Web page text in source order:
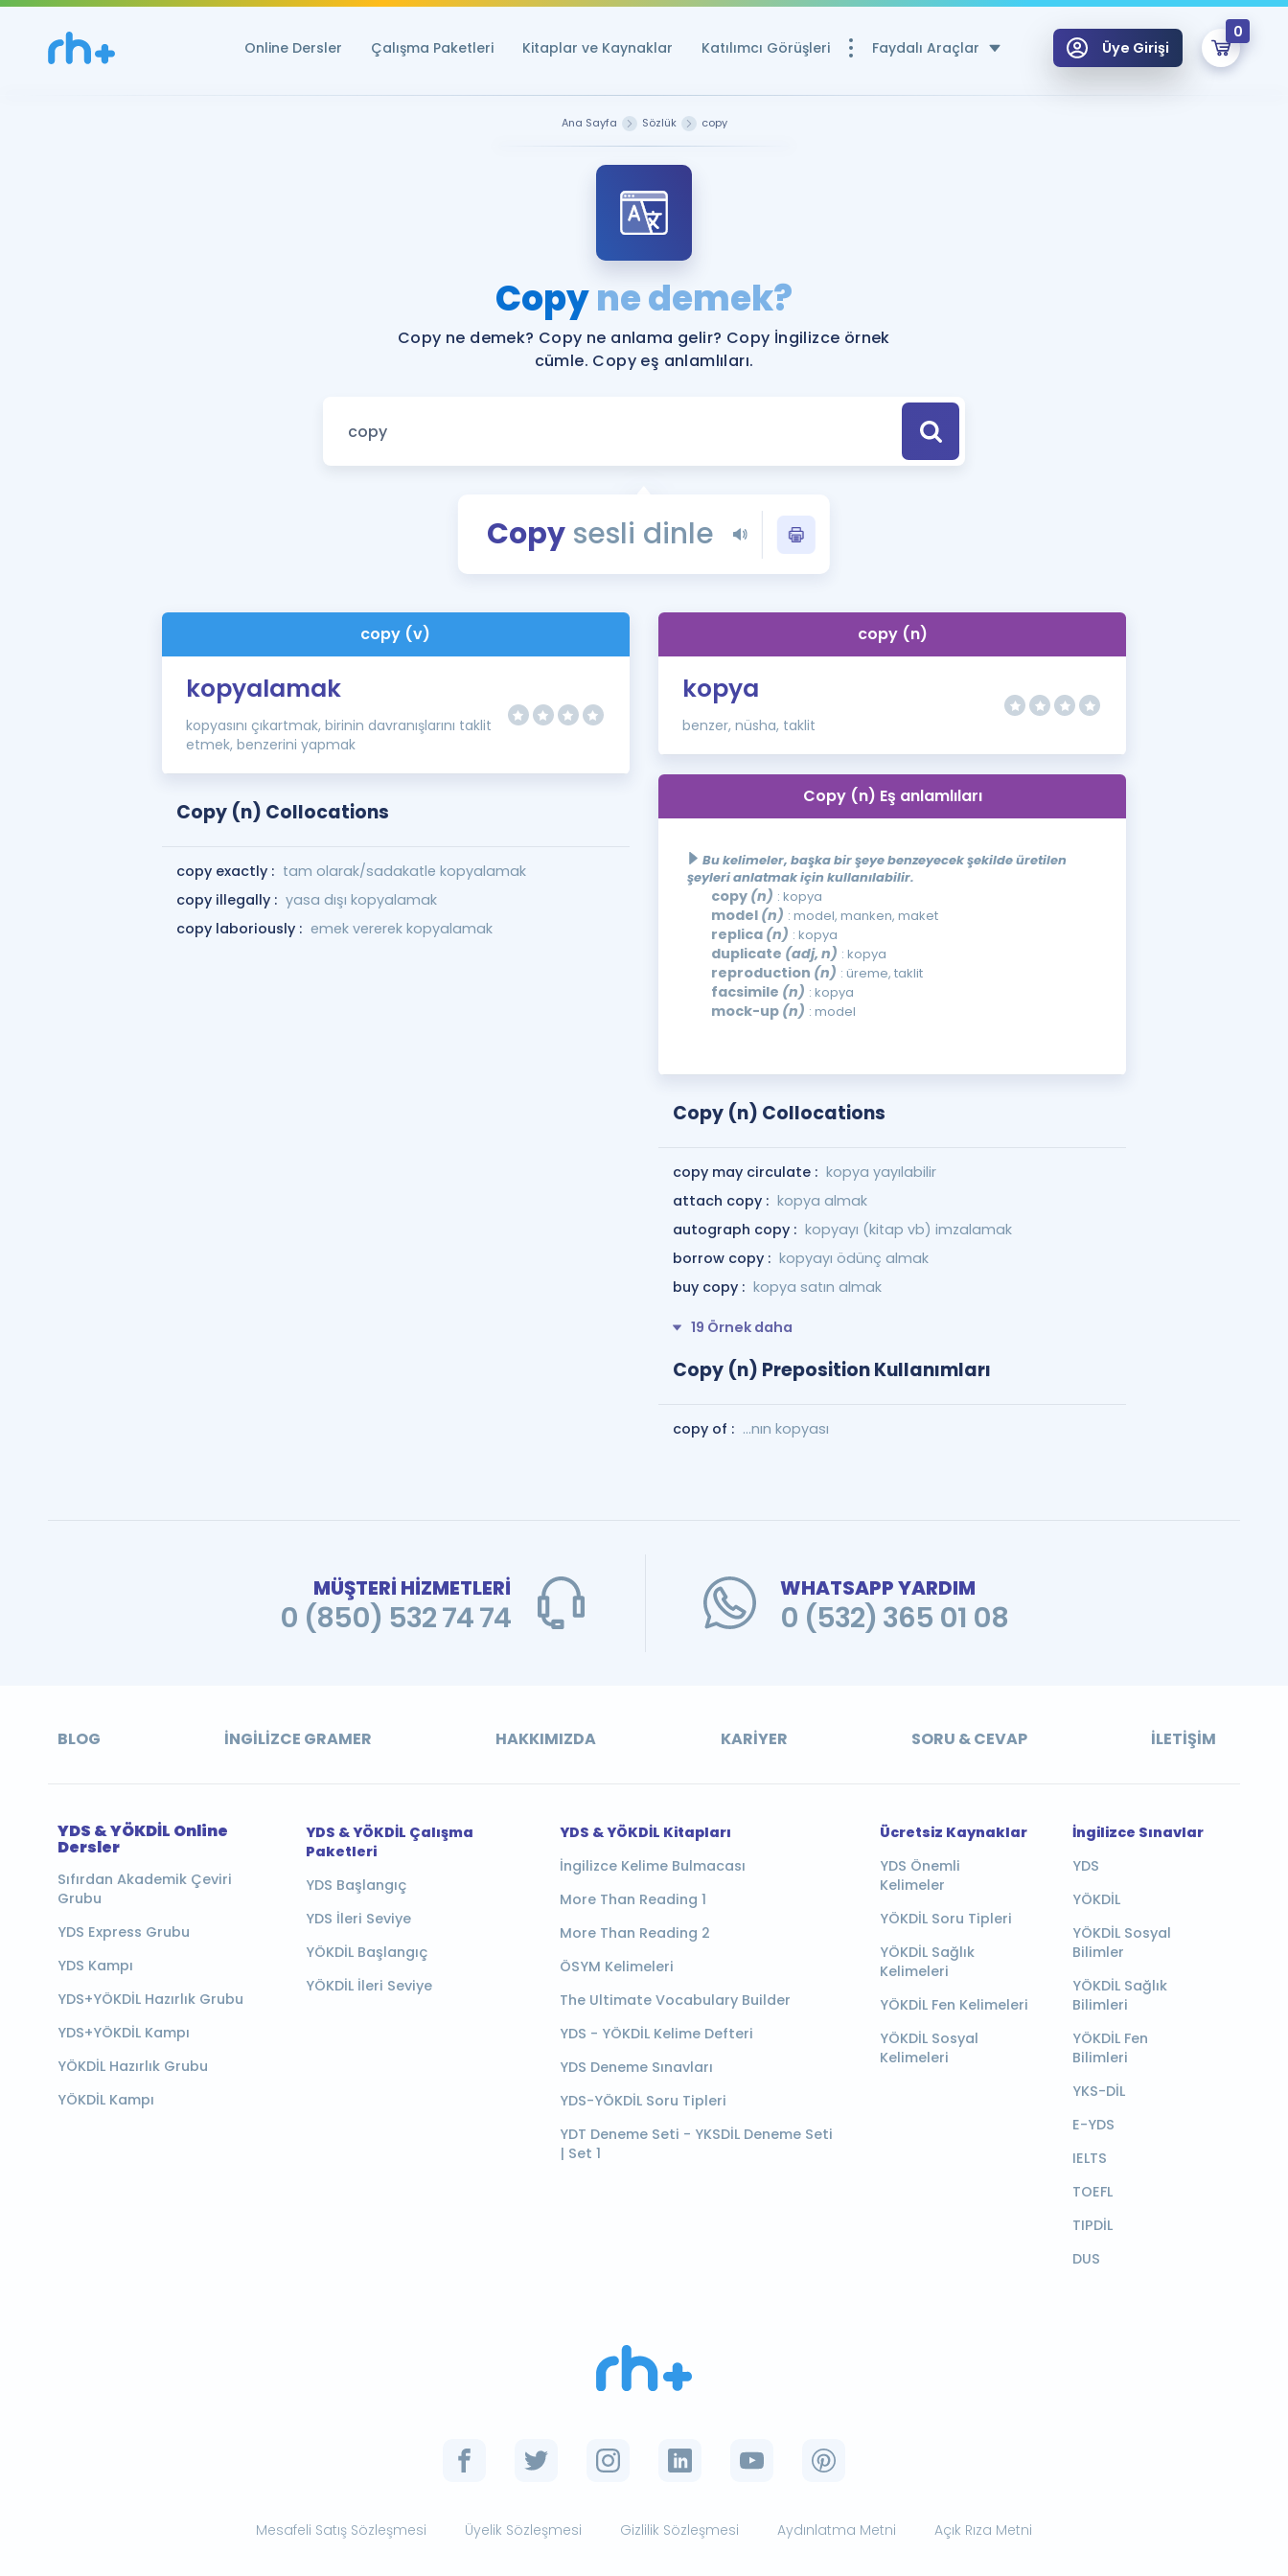
Online Dersler Çalışma Paketleri Kitaplar ve Kaynaklar Katılımcı Görüşleri Faydalı Araçlar
YDS ve YÖKDİL Puan Hesaplama Aracı
Rehberlik Aracı
YDS ve YÖKDİL'e Hazırlananlar için Öneriler
Tüm ÖSYM Sınavları Tek Takvimde
YDS - YÖKDİL Tüm Sınavlarla İlgili Haberler
İngilizce Gramer
Üye Girişi
0
Ana Sayfa Sözlük copy
Copyne demek?
Copy ne demek? Copy ne anlama gelir? Copy İngilizce örnek
cümle. Copy eş anlamlıları.
Copysesli dinle
copy (v)
kopyalamak
kopyasını çıkartmak, birinin davranışlarını taklit
etmek, benzerini yapmak
Copy (n) Collocations
copy exactly : tam olarak/sadakatle kopyalamak
copy illegally : yasa dışı kopyalamak
copy laboriously : emek vererek kopyalamak
copy (n)
kopya
benzer, nüsha, taklit
Copy (n) Eş anlamlıları
Bu kelimeler, başka bir şeye benzeyecek şekilde üretilen
şeyleri anlatmak için kullanılabilir.
copy (n) : kopya
model (n) : model, manken, maket
replica (n) : kopya
duplicate (adj, n) : kopya
reproduction (n) : üreme, taklit
facsimile (n) : kopya
mock-up (n) : model
Copy (n) Collocations
copy may circulate : kopya yayılabilir
attach copy : kopya almak
autograph copy : kopyayı (kitap vb) imzalamak
borrow copy : kopyayı ödünç almak
buy copy : kopya satın almak
19 Örnek daha
Copy (n) Preposition Kullanımları
copy of : ...nın kopyası
MÜŞTERİ HİZMETLERİ
0 (850) 532 74 74
WHATSAPP YARDIM
0 (532) 365 01 08
BLOG İNGILIZCE GRAMER HAKKIMIZDA KARIYER SORU & CEVAP İLETIŞIM
YDS & YÖKDİL Online
Dersler
Sıfırdan Akademik Çeviri
Grubu
YDS Express Grubu
YDS Kampı
YDS+YÖKDİL Hazırlık Grubu
YDS+YÖKDİL Kampı
YÖKDİL Hazırlık Grubu
YÖKDİL Kampı
YDS & YÖKDİL Çalışma
Paketleri
YDS Başlangıç
YDS İleri Seviye
YÖKDİL Başlangıç
YÖKDİL İleri Seviye
YDS & YÖKDİL Kitapları
İngilizce Kelime Bulmacası
More Than Reading 1
More Than Reading 2
ÖSYM Kelimeleri
The Ultimate Vocabulary Builder
YDS - YÖKDİL Kelime Defteri
YDS Deneme Sınavları
YDS-YÖKDİL Soru Tipleri
YDT Deneme Seti - YKSDİL Deneme Seti
| Set 1
Ücretsiz Kaynaklar
YDS Önemli
Kelimeler
YÖKDİL Soru Tipleri
YÖKDİL Sağlık
Kelimeleri
YÖKDİL Fen Kelimeleri
YÖKDİL Sosyal
Kelimeleri
İngilizce Sınavlar
YDS
YÖKDİL
YÖKDİL Sosyal
Bilimler
YÖKDİL Sağlık
Bilimleri
YÖKDİL Fen
Bilimleri
YKS-DİL
E-YDS
IELTS
TOEFL
TIPDİL
DUS
Mesafeli Satış Sözleşmesi Üyelik Sözleşmesi Gizlilik Sözleşmesi Aydınlatma Metni Açık Rıza Metni